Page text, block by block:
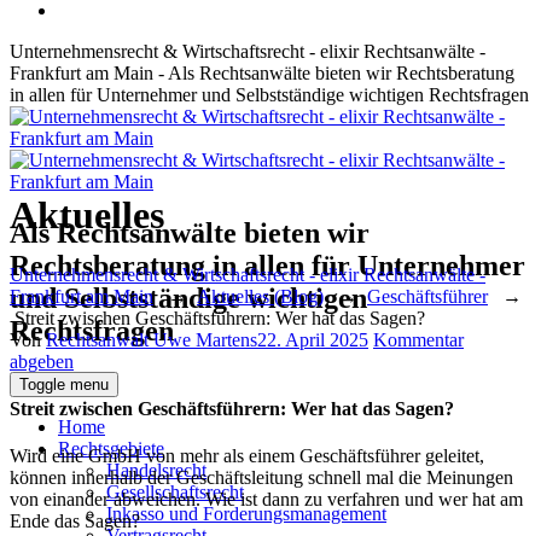
Unternehmensrecht & Wirtschaftsrecht - elixir Rechtsanwälte -
Frankfurt am Main - Als Rechtsanwälte bieten wir Rechtsberatung
in allen für Unternehmer und Selbstständige wichtigen Rechtsfragen
Als Rechtsanwälte bieten wir
Rechtsberatung in allen für Unternehmer
und Selbstständige wichtigen
Rechtsfragen
Toggle menu
Home
Rechtsgebiete
Handelsrecht
Gesellschaftsrecht
Inkasso und Forderungsmanagement
Aktuelles
Unternehmensrecht & Wirtschaftsrecht - elixir Rechtsanwälte -
Frankfurt am Main →Aktuelles (Blog)→Geschäftsführer→
Streit zwischen Geschäftsführern: Wer hat das Sagen?
Author
VonRechtsanwalt Uwe MartensPosted
22. April 2025 Kommentar
abgeben
Streit zwischen Geschäftsführern: Wer hat das Sagen?
Wird eine GmbH von mehr als einem Geschäftsführer geleitet,
können innerhalb der Geschäftsleitung schnell mal die Meinungen
von einander abweichen. Wie ist dann zu verfahren und wer hat am
Ende das Sagen?